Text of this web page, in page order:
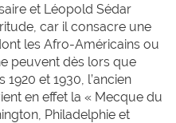
et Léopold Sédar
car il consacre une
les Afro-Américains ou
peuvent dès lors que
1920 et 1930, l’ancien
en effet la « Mecque du
Philadelphie et